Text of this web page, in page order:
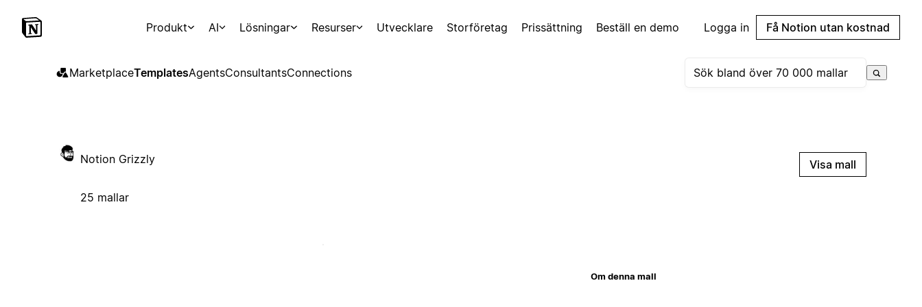
Produkt AI Lösningar Resurser Utvecklare Storföretag Prissättning Beställ en demo Logga in Få Notion utan kostnad
MarketplaceTemplatesAgentsConsultantsConnections
Notion Grizzly
25 mallar
Visa mall
Om denna mall